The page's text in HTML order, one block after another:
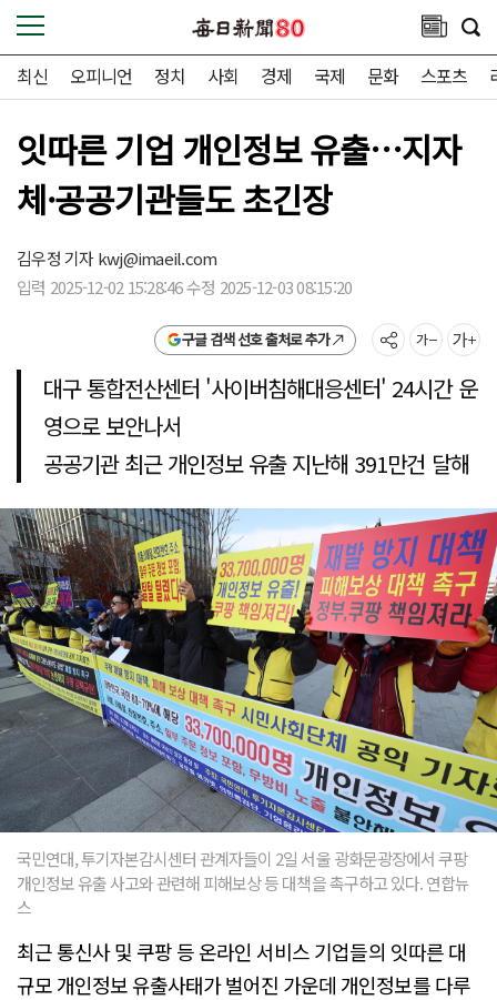
최신 오피니언 정치 사회 경제 국제 문화 스포츠
잇따른 기업 개인정보 유출…지자
체·공공기관들도 초긴장
김우정 기자kwj@imaeil.com
입력 2025-12-02 15:28:46 수정 2025-12-03 08:15:20
구글 검색 선호 출처로 추가
대구 통합전산센터 '사이버침해대응센터' 24시간 운
영으로 보안나서
공공기관 최근 개인정보 유출 지난해 391만건 달해
국민연대, 투기자본감시센터 관계자들이 2일 서울 광화문광장에서 쿠팡
개인정보 유출 사고와 관련해 피해보상 등 대책을 촉구하고 있다. 연합뉴
스
최근 통신사 및 쿠팡 등 온라인 서비스 기업들의 잇따른 대
규모 개인정보 유출사태가 벌어진 가운데 개인정보를 다루